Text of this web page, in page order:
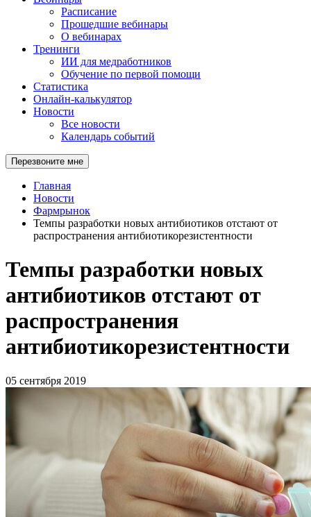
Расписание
Прошедшие вебинары
О вебинарах
Тренинги
ИИ для медработников
Обучение по первой помощи
Статистика
Онлайн-калькулятор
Новости
Все новости
Календарь событий
Перезвоните мне
Главная
Новости
Фармрынок
Темпы разработки новых антибиотиков отстают от
распространения антибиотикорезистентности
Темпы разработки новых
антибиотиков отстают от
распространения
антибиотикорезистентности
05 сентября 2019